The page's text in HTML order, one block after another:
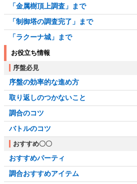
「金属樹頂上調査」まで
「制御塔の調査完了」まで
「ラクーナ城」まで
お役立ち情報
序盤必見
序盤の効率的な進め方
取り返しのつかないこと
調合のコツ
バトルのコツ
おすすめ〇〇
おすすめパーティ
調合おすすめアイテム